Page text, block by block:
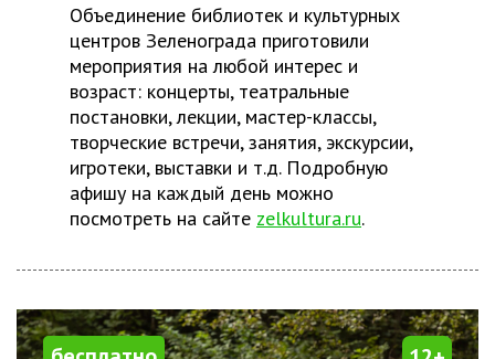
Объединение библиотек и культурных
центров Зеленограда приготовили
мероприятия на любой интерес и
возраст: концерты, театральные
постановки, лекции, мастер-классы,
творческие встречи, занятия, экскурсии,
игротеки, выставки и т.д. Подробную
афишу на каждый день можно
посмотреть на сайте zelkultura.ru.